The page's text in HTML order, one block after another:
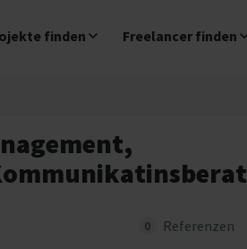
finden Freelancer finden
0 Referenzen